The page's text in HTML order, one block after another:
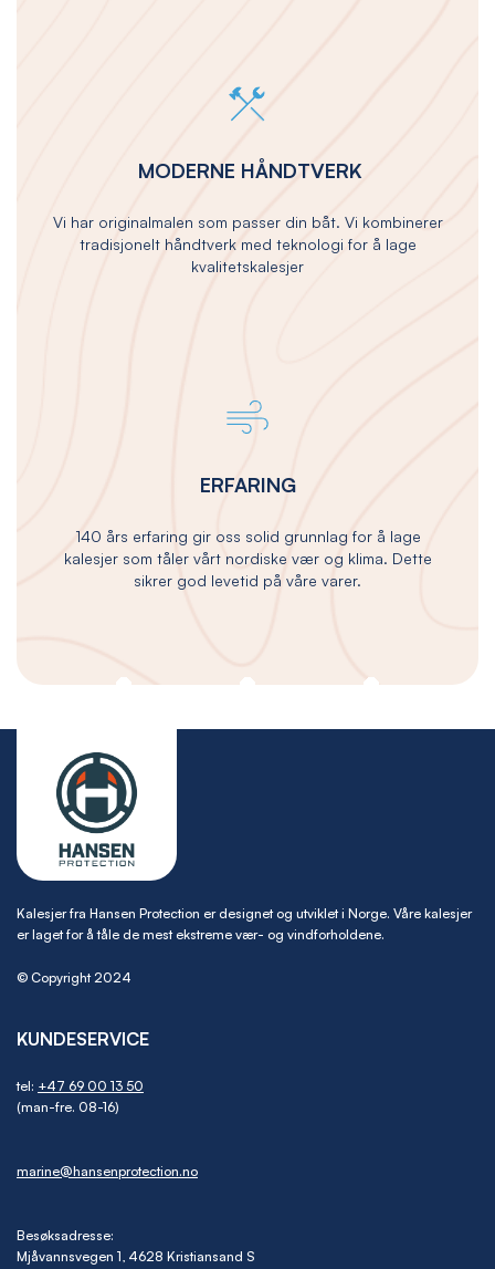
MODERNE HÅNDTVERK
Vi har originalmalen som passer din båt. Vi kombinerer
tradisjonelt håndtverk med teknologi for å lage
kvalitetskalesjer
ERFARING
140 års erfaring gir oss solid grunnlag for å lage
kalesjer som tåler vårt nordiske vær og klima. Dette
sikrer god levetid på våre varer.
Kalesjer fra Hansen Protection er designet og utviklet i Norge. Våre kalesjer
er laget for å tåle de mest ekstreme vær- og vindforholdene.
© Copyright 2024
KUNDESERVICE
tel: +47 69 00 13 50
(man-fre. 08-16)
marine@hansenprotection.no
Besøksadresse:
Mjåvannsvegen 1, 4628 Kristiansand S